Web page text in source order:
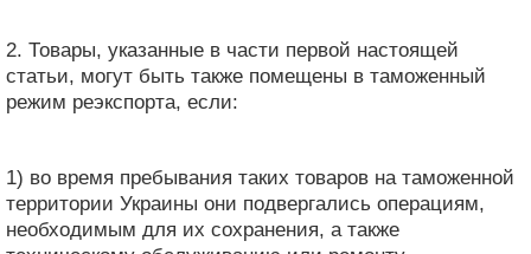
2. Товары, указанные в части первой настоящей
статьи, могут быть также помещены в таможенный
режим реэкспорта, если:
1) во время пребывания таких товаров на таможенной
территории Украины они подвергались операциям,
необходимым для их сохранения, а также